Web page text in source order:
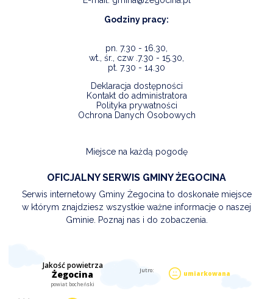
Godziny pracy:
pn. 7.30 - 16.30,
wt., śr., czw .7.30 - 15.30,
pt. 7.30 - 14.30
Deklaracja dostępności
Kontakt do administratora
Polityka prywatności
Ochrona Danych Osobowych
Miejsce na każdą pogodę
OFICJALNY SERWIS GMINY ŻEGOCINA
Serwis internetowy Gminy Żegocina to doskonałe miejsce
w którym znajdziesz wszystkie ważne informacje o naszej
Gminie. Poznaj nas i do zobaczenia.